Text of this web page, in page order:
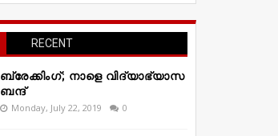
RECENT
ബ്രേക്കിംഗ്; നാളെ വിദ്യാഭ്യാസ
ബന്ദ്
Monday, July 22, 2019 0